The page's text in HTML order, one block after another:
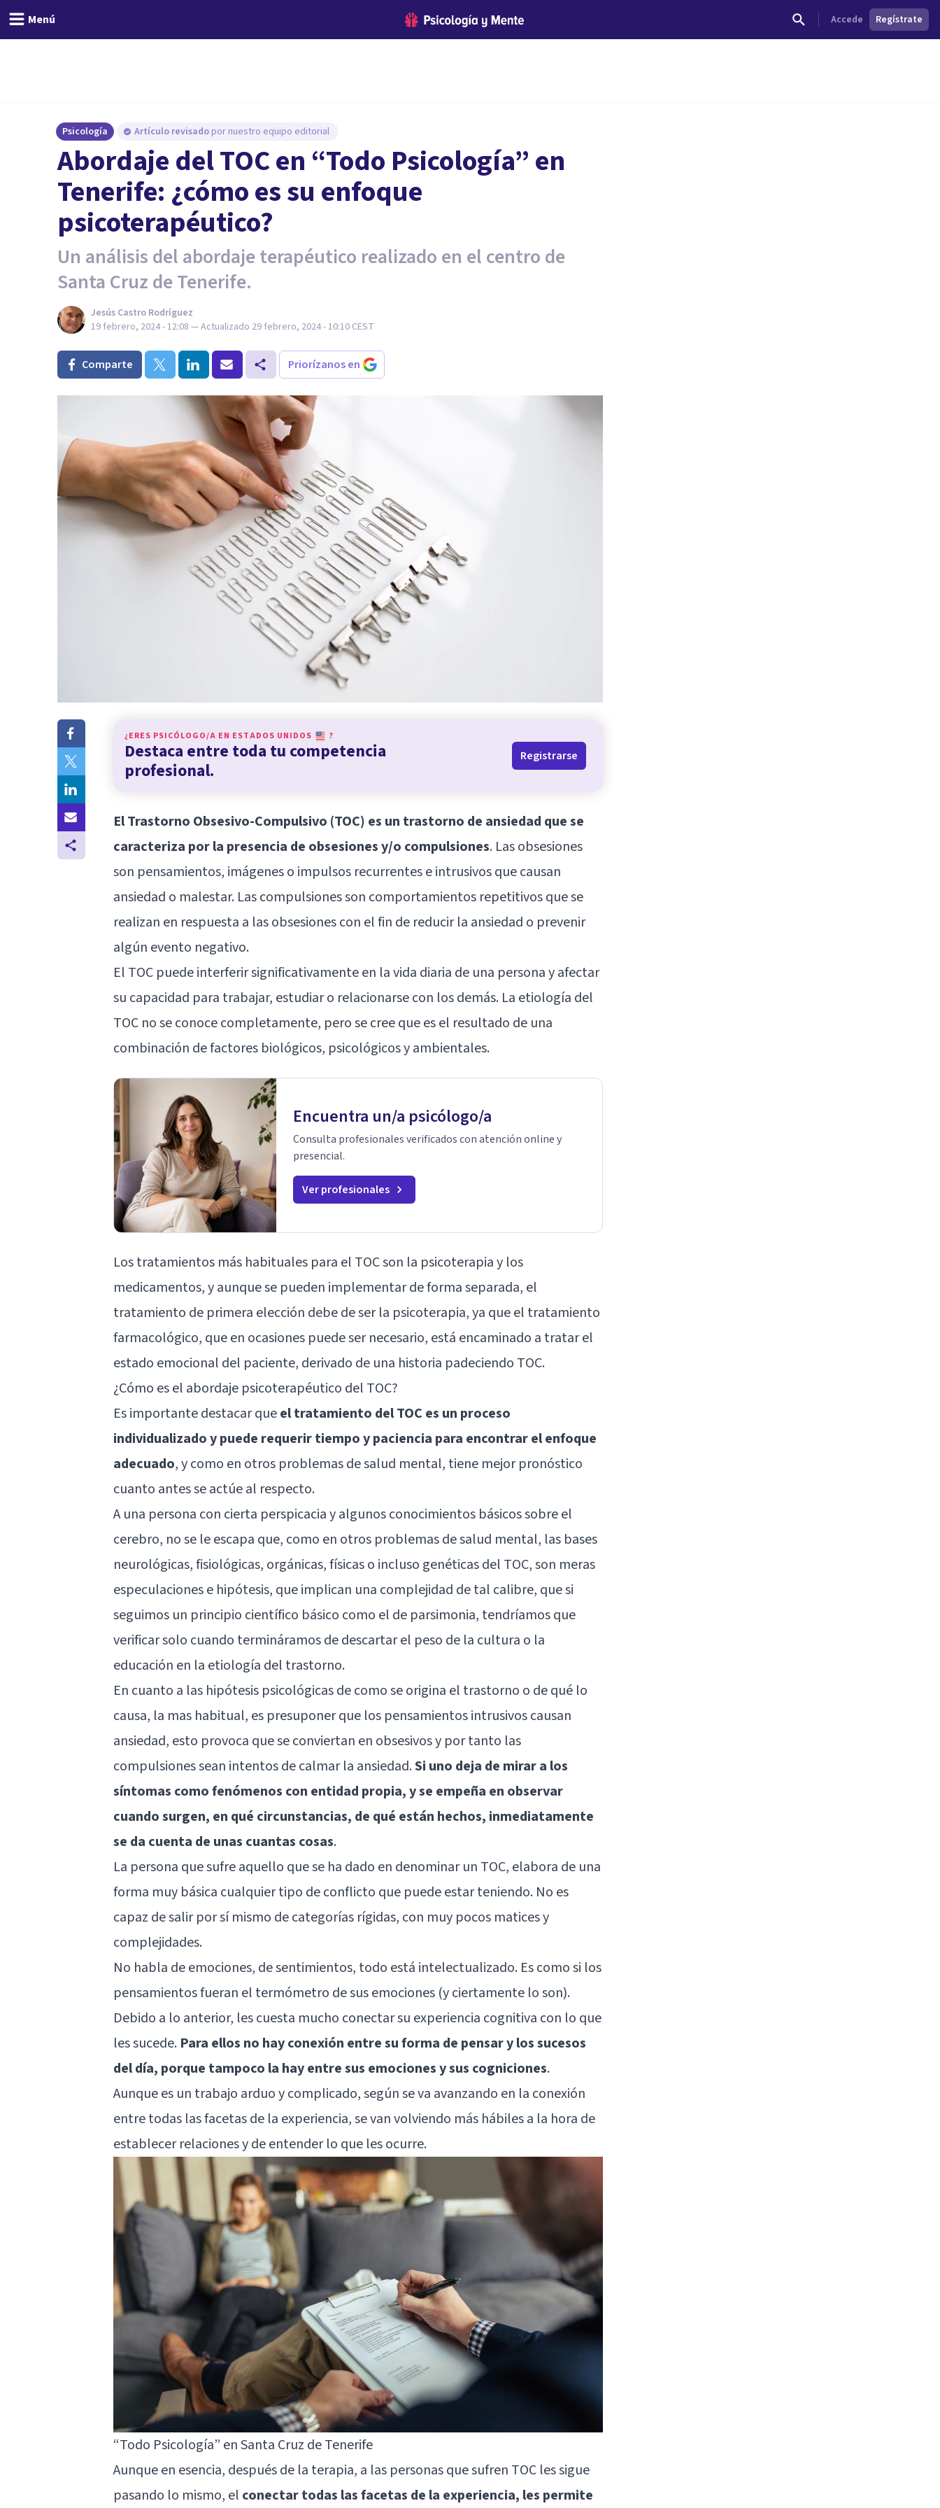
Menú Accede Regístrate
Psicología Artículo revisado por nuestro equipo editorial
Abordaje del TOC en “Todo Psicología” en
Tenerife: ¿cómo es su enfoque
psicoterapéutico?
Un análisis del abordaje terapéutico realizado en el centro de
Santa Cruz de Tenerife.
Jesús Castro Rodríguez
19 febrero, 2024 - 12:08 — Actualizado 29 febrero, 2024 - 10:10 CEST
Comparte Priorízanos en
¿ERES PSICÓLOGO/A EN ESTADOS UNIDOS ?
Destaca entre toda tu competencia
profesional.
Registrarse
El Trastorno Obsesivo-Compulsivo (TOC) es un trastorno de ansiedad que se
caracteriza por la presencia de obsesiones y/o compulsiones. Las obsesiones
son pensamientos, imágenes o impulsos recurrentes e intrusivos que causan
ansiedad o malestar. Las compulsiones son comportamientos repetitivos que se
realizan en respuesta a las obsesiones con el fin de reducir la ansiedad o prevenir
algún evento negativo.
El TOC puede interferir significativamente en la vida diaria de una persona y afectar
su capacidad para trabajar, estudiar o relacionarse con los demás. La etiología del
TOC no se conoce completamente, pero se cree que es el resultado de una
combinación de factores biológicos, psicológicos y ambientales.
Encuentra un/a psicólogo/a
Consulta profesionales verificados con atención online y
presencial.
Ver profesionales
Los tratamientos más habituales para el TOC son la psicoterapia y los
medicamentos, y aunque se pueden implementar de forma separada, el
tratamiento de primera elección debe de ser la psicoterapia, ya que el tratamiento
farmacológico, que en ocasiones puede ser necesario, está encaminado a tratar el
estado emocional del paciente, derivado de una historia padeciendo TOC.
¿Cómo es el abordaje psicoterapéutico del TOC?
Es importante destacar queel tratamiento del TOC es un proceso
individualizado y puede requerir tiempo y paciencia para encontrar el enfoque
adecuado, y como en otros problemas de salud mental, tiene mejor pronóstico
cuanto antes se actúe al respecto.
A una persona con cierta perspicacia y algunos conocimientos básicos sobre el
cerebro, no se le escapa que, como en otros problemas de salud mental, las bases
neurológicas, fisiológicas, orgánicas, físicas o incluso genéticas del TOC, son meras
especulaciones e hipótesis, que implican una complejidad de tal calibre, que si
seguimos un principio científico básico como el de parsimonia, tendríamos que
verificar solo cuando termináramos de descartar el peso de la cultura o la
educación en la etiología del trastorno.
En cuanto a las hipótesis psicológicas de como se origina el trastorno o de qué lo
causa, la mas habitual, es presuponer que los pensamientos intrusivos causan
ansiedad, esto provoca que se conviertan en obsesivos y por tanto las
compulsiones sean intentos de calmar la ansiedad.Si uno deja de mirar a los
síntomas como fenómenos con entidad propia, y se empeña en observar
cuando surgen, en qué circunstancias, de qué están hechos, inmediatamente
se da cuenta de unas cuantas cosas.
La persona que sufre aquello que se ha dado en denominar un TOC, elabora de una
forma muy básica cualquier tipo de conflicto que puede estar teniendo. No es
capaz de salir por sí mismo de categorías rígidas, con muy pocos matices y
complejidades.
No habla de emociones, de sentimientos, todo está intelectualizado. Es como si los
pensamientos fueran el termómetro de sus emociones (y ciertamente lo son).
Debido a lo anterior, les cuesta mucho conectar su experiencia cognitiva con lo que
les sucede. Para ellos no hay conexión entre su forma de pensar y los sucesos
del día, porque tampoco la hay entre sus emociones y sus cogniciones.
Aunque es un trabajo arduo y complicado, según se va avanzando en la conexión
entre todas las facetas de la experiencia, se van volviendo más hábiles a la hora de
establecer relaciones y de entender lo que les ocurre.
“Todo Psicología” en Santa Cruz de Tenerife
Aunque en esencia, después de la terapia, a las personas que sufren TOC les sigue
pasando lo mismo, el conectar todas las facetas de la experiencia, les permite